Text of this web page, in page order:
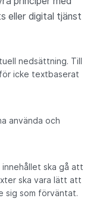
eller digital tjänst
nedsättning. Till
icke textbaserat
använda och
ska gå att
ska vara lätt att
sig som förväntat.